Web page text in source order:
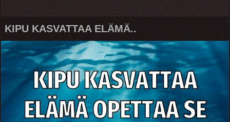
KIPU KASVATTAA ELÄMÄ..